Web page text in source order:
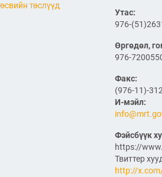
хүлээн
ЗАМ,
УЛСЫН
НИСЭХ
ТАЛААР САНАЛ
Канад
төслүүд
Утас:
976-
Өргөдөл,
976-
Факс:
(976-11)-
И-мэйл:
Фэйсбүүк
https://
Твиттер
http://